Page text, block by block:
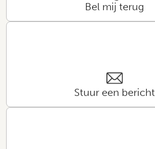
Bel mij terug
Stuur een bericht